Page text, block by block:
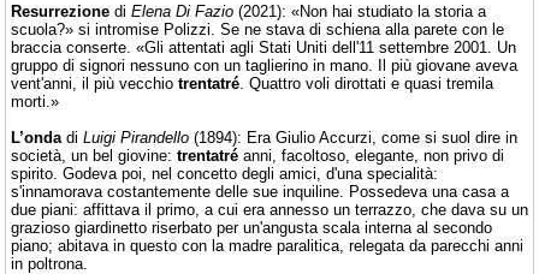
Resurrezione di Elena Di Fazio (2021): «Non hai studiato la storia a
scuola?» si intromise Polizzi. Se ne stava di schiena alla parete con le
braccia conserte. «Gli attentati agli Stati Uniti dell'11 settembre 2001. Un
gruppo di signori nessuno con un taglierino in mano. Il più giovane aveva
vent'anni, il più vecchio trentatré . Quattro voli dirottati e quasi tremila
morti.»
L’onda di Luigi Pirandello (1894): Era Giulio Accurzi, come si suol dire in
società, un bel giovine: trentatré anni, facoltoso, elegante, non privo di
spirito. Godeva poi, nel concetto degli amici, d'una specialità:
s'innamorava costantemente delle sue inquiline. Possedeva una casa a
due piani: affittava il primo, a cui era annesso un terrazzo, che dava su un
grazioso giardinetto riserbato per un'angusta scala interna al secondo
piano; abitava in questo con la madre paralitica, relegata da parecchi anni
in poltrona.